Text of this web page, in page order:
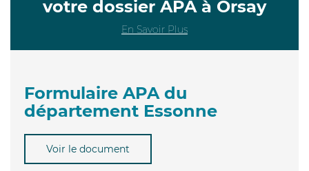
votre dossier APA à Orsay
En Savoir Plus
Formulaire APA du
département Essonne
Voir le document